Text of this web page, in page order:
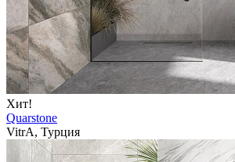
Хит!
Quarstone
VitrA, Турция